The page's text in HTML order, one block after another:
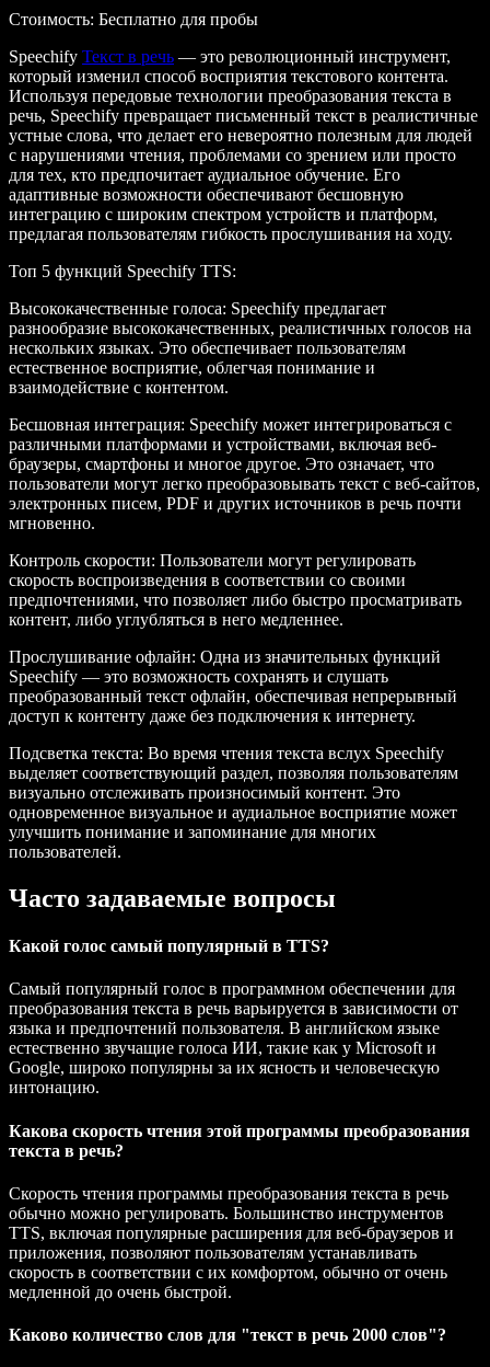
Стоимость: Бесплатно для пробы
Speechify Текст в речь — это революционный инструмент,
который изменил способ восприятия текстового контента.
Используя передовые технологии преобразования текста в
речь, Speechify превращает письменный текст в реалистичные
устные слова, что делает его невероятно полезным для людей
с нарушениями чтения, проблемами со зрением или просто
для тех, кто предпочитает аудиальное обучение. Его
адаптивные возможности обеспечивают бесшовную
интеграцию с широким спектром устройств и платформ,
предлагая пользователям гибкость прослушивания на ходу.
Топ 5 функций Speechify TTS:
Высококачественные голоса: Speechify предлагает
разнообразие высококачественных, реалистичных голосов на
нескольких языках. Это обеспечивает пользователям
естественное восприятие, облегчая понимание и
взаимодействие с контентом.
Бесшовная интеграция: Speechify может интегрироваться с
различными платформами и устройствами, включая веб-
браузеры, смартфоны и многое другое. Это означает, что
пользователи могут легко преобразовывать текст с веб-сайтов,
электронных писем, PDF и других источников в речь почти
мгновенно.
Контроль скорости: Пользователи могут регулировать
скорость воспроизведения в соответствии со своими
предпочтениями, что позволяет либо быстро просматривать
контент, либо углубляться в него медленнее.
Прослушивание офлайн: Одна из значительных функций
Speechify — это возможность сохранять и слушать
преобразованный текст офлайн, обеспечивая непрерывный
доступ к контенту даже без подключения к интернету.
Подсветка текста: Во время чтения текста вслух Speechify
выделяет соответствующий раздел, позволяя пользователям
визуально отслеживать произносимый контент. Это
одновременное визуальное и аудиальное восприятие может
улучшить понимание и запоминание для многих
пользователей.
Часто задаваемые вопросы
Какой голос самый популярный в TTS?
Самый популярный голос в программном обеспечении для
преобразования текста в речь варьируется в зависимости от
языка и предпочтений пользователя. В английском языке
естественно звучащие голоса ИИ, такие как у Microsoft и
Google, широко популярны за их ясность и человеческую
интонацию.
Какова скорость чтения этой программы преобразования
текста в речь?
Скорость чтения программы преобразования текста в речь
обычно можно регулировать. Большинство инструментов
TTS, включая популярные расширения для веб-браузеров и
приложения, позволяют пользователям устанавливать
скорость в соответствии с их комфортом, обычно от очень
медленной до очень быстрой.
Каково количество слов для "текст в речь 2000 слов"?